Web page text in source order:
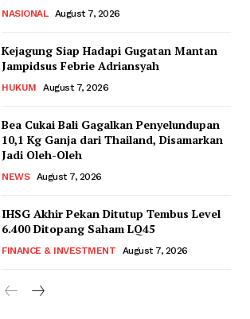
NASIONAL August 7, 2026
Kejagung Siap Hadapi Gugatan Mantan
Jampidsus Febrie Adriansyah
HUKUM August 7, 2026
Bea Cukai Bali Gagalkan Penyelundupan
10,1 Kg Ganja dari Thailand, Disamarkan
Jadi Oleh-Oleh
NEWS August 7, 2026
IHSG Akhir Pekan Ditutup Tembus Level
6.400 Ditopang Saham LQ45
FINANCE & INVESTMENT August 7, 2026